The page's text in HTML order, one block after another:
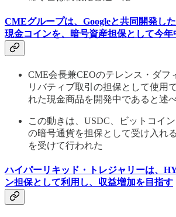
CMEグループは、Googleと共同開発し
現金コインを、暗号資産担保として今
CME会長兼CEOのテレンス・ダフ
リバティブ取引の担保として使用
れた現金商品を開発中であると述
この動きは、USDC、ビットコイ
の暗号通貨を担保として受け入れ
を受けて行われた
ハイパーリキッド・トレジャリーは、
ン担保として利用し、収益増加を目指す